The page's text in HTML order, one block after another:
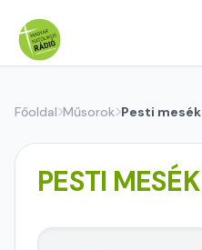
Főoldal Műsorok Pesti mesék
PESTI MESÉK